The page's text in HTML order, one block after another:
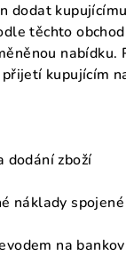
dodat
těchto
kupujícím
dodání zboží
náklady
na